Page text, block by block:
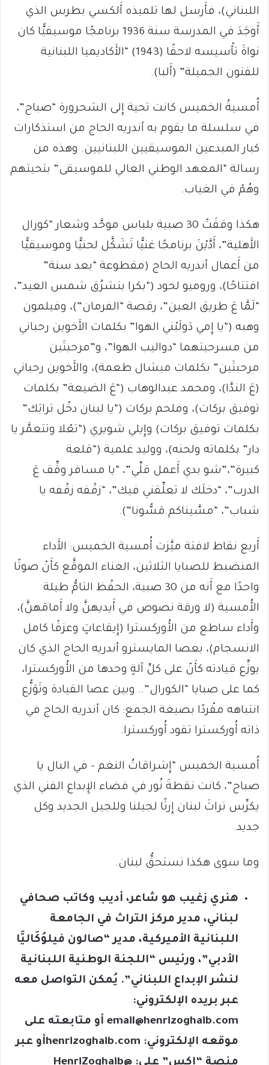
اللبناني)، فأَرسل لها تلميذه أَلكسي بطرس الذي
أَوجَدَ في المدرسة سنة 1936 برنامجًا موسيقيًّا كان
نواةَ تأْسيسه لاحقًا (1943) “الأَكاديميا اللبنانية
للفنون الجميلة” (أَلبا).
أُمسيةُ الخميس كانت تحية إِلى الشحرورة “صباح”،
في سلسلة ما يقوم به أندريه الحاج من استذكارات
كبار المبدعين الموسيقيين اللبنانيين. وهذه من
رسالة “المعهد الوطني العالي للموسيقى” بتحيتهم
وهُمْ في الغياب.
هكذا وقفَتْ 30 صبية بلباس موحَّد وشعار “كورال
الأَهلية”، أَدَّيْنَ برنامجًا غنيًّا تَشَكَّل لحنيًّا وموسيقيًّا
من أَعمال أندريه الحاج (مقطوعة “بعد سنة”
افتتاحًا)، وروميو لحود (“بكرا بتشرُق شمس العيد”،
“لَمَّا عَ طريق العين”، رقصة “الفرمان”)، وفيلمون
وهبه (“يا إِمي دَولَبْني الهوا” بكلمات الأَخوين رحباني
من مسرحيتهما “دواليب الهوا”، و”مرحبتَين
مرحبتَين” بكلمات ميشال طعمة)، والأَخوين رحباني
(عَ الندَّا)، ومحمد عبدالوهاب (“عَ الضيعة” بكلمات
توفيق بركات)، وملحم بركات (“يا لبنان دخْل ترابَك”
بكلمات توفيق بركات) وإِيلي شويري (“تعْلا وتتعمَّر يا
دار” بكلماته ولحنه)، ووليد غلمية (“قلعة
كبيرة”،”شو بدي أَعمل قلِّي”، “يا مسافر وقِّف عَ
الدرب”، “دخلَك لا تعلِّقني فيك”، “زقْفه زقْفه يا
شباب”، “مسَّيناكم مَسُّونا”).
أَربع نقاط لافتة ميَّزت أُمسية الخميس: الأَداء
المنضبط للصبايا الثلاثين، الغناء الموقَّع كأَنْ صوتًا
واحدًا مع أَنه من 30 صبية، الحفْظ التامُّ طيلة
الأُمسية (لا ورقة نصوص في أَيديهنَّ ولا أَمامَهنَّ)،
وأَداء ساطع من الأُوركسترا (إِيقاعاتٍ وعزفًا كامل
الانسجام)، بعصا المايسترو أندريه الحاج الذي كان
يوزِّع قيادته كأَنْ على كلِّ آلةٍ وحدها من الأُوركسترا،
كما على صبايا “الكورال”.. وبين عصا القيادة وتَوَزُّع
انتباهه مفْردًا بصيغة الجمع: كان أندريه الحاج في
ذاته أُوركسترا تقود أُوركسترا.
أُمسية الخميس “إِشراقاتُ النغم – في البال يا
صباح”، كانت نقطةَ نُور في فضاء الإِبداع الفني الذي
يكرِّس تراثَ لبنان إِرثًا لجيلنا وللجيل الجديد وكل
جديد.
وما سوى هكذا نستحقُّ لبنان.
هنري زغيب هو شاعر، أديب وكاتب صحافي
لبناني، مدير مركز التراث في الجامعة
اللبنانية الأميركية، مدير “صالون فيلوُكَاليَّا
الأدبي”، ورئيس “اللجنة الوطنية اللبنانية
لنشر الإبداع اللبناني”. يُمكن التواصل معه
عبر بريده الإلكتروني:
email@henrizoghaib.com أو متابعته على
موقعه الإلكتروني: henrizoghaib.comأو عبر